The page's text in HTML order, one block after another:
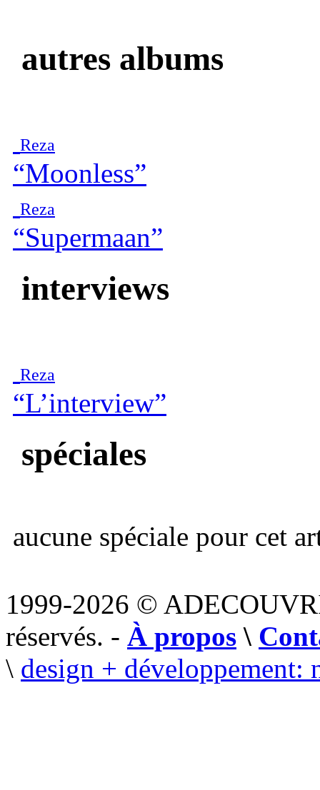
autres albums
Reza
“Moonless”
Reza
“Supermaan”
interviews
Reza
“L’interview”
spéciales
aucune spéciale pour cet
1999-2026 ©
réservés. - À propos \
\ design + développement: